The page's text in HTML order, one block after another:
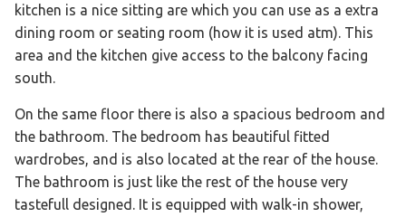
kitchen is a nice sitting are which you can use as a extra
dining room or seating room (how it is used atm). This
area and the kitchen give access to the balcony facing
south.
On the same floor there is also a spacious bedroom and
the bathroom. The bedroom has beautiful fitted
wardrobes, and is also located at the rear of the house.
The bathroom is just like the rest of the house very
tastefull designed. It is equipped with walk-in shower,